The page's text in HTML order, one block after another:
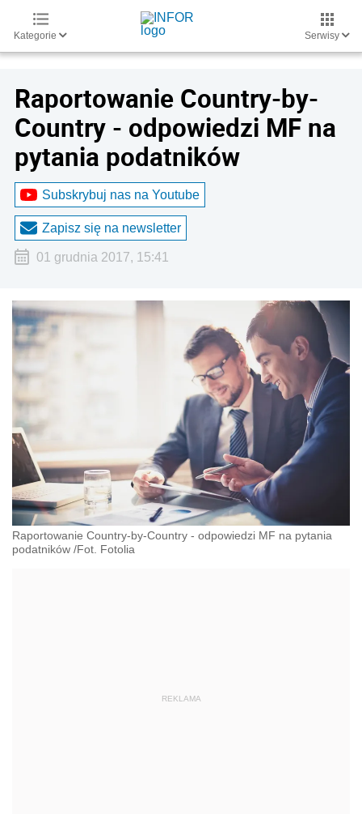
Kategorie Serwisy
Raportowanie Country-by-
Country - odpowiedzi MF na
pytania podatników
Subskrybuj nas na Youtube
Zapisz się na newsletter
01 grudnia 2017, 15:41
Raportowanie Country-by-Country - odpowiedzi MF na pytania
podatników /Fot. Fotolia